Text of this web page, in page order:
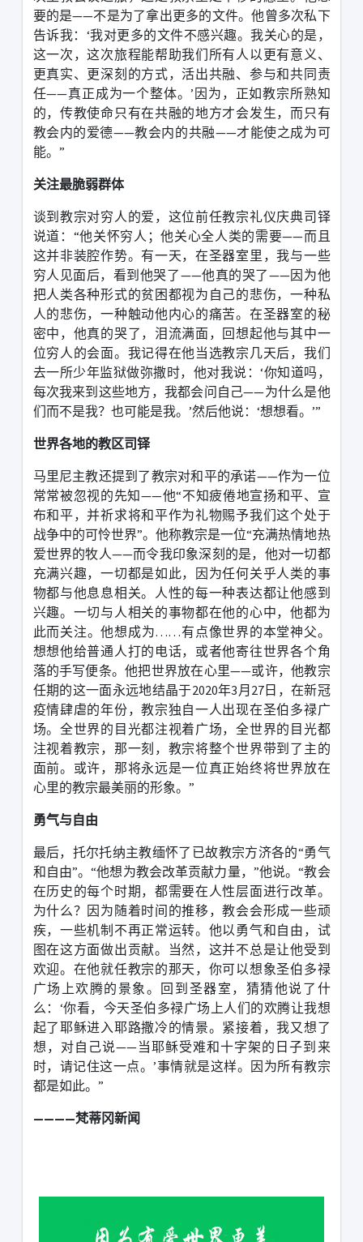
要的是——不是为了拿出更多的文件。他曾多次私下
告诉我： ‘我对更多的文件不感兴趣。我关心的是，
这一次，这次旅程能帮助我们所有人以更有意义、
更真实、更深刻的方式，活出共融、参与和共同责
任——真正成为一个整体。’因为，正如教宗所熟知
的，传教使命只有在共融的地方才会发生，而只有
教会内的爱德——教会内的共融——才能使之成为可
能。 ”
关注最脆弱群体
谈到教宗对穷人的爱，这位前任教宗礼仪庆典司铎
说道： “他关怀穷人；他关心全人类的需要——而且
这并非装腔作势。有一天，在圣器室里，我与一些
穷人见面后，看到他哭了——他真的哭了——因为他
把人类各种形式的贫困都视为自己的悲伤，一种私
人的悲伤，一种触动他内心的痛苦。在圣器室的秘
密中，他真的哭了，泪流满面，回想起他与其中一
位穷人的会面。我记得在他当选教宗几天后，我们
去一所少年监狱做弥撒时，他对我说： ‘你知道吗，
每次我来到这些地方，我都会问自己——为什么是他
们而不是我？也可能是我。 ’然后他说： ‘想想看。 ’”
世界各地的教区司铎
马里尼主教还提到了教宗对和平的承诺——作为一位
常常被忽视的先知——他“不知疲倦地宣扬和平、宣
布和平，并祈求将和平作为礼物赐予我们这个处于
战争中的可怜世界”。他称教宗是一位“充满热情地热
爱世界的牧人——而令我印象深刻的是，他对一切都
充满兴趣，一切都是如此，因为任何关乎人类的事
物都与他息息相关。人性的每一种表达都让他感到
兴趣。一切与人相关的事物都在他的心中，他都为
此而关注。他想成为……有点像世界的本堂神父。
想想他给普通人打的电话，或者他寄往世界各个角
落的手写便条。他把世界放在心里——或许，他教宗
任期的这一面永远地结晶于2020年3 月27日，在新冠
疫情肆虐的年份，教宗独自一人出现在圣伯多禄广
场。全世界的目光都注视着广场，全世界的目光都
注视着教宗，那一刻，教宗将整个世界带到了主的
面前。或许，那将永远是一位真正始终将世界放在
心里的教宗最美丽的形象。 ”
勇气与自由
最后，托尔托纳主教缅怀了已故教宗方济各的“勇气
和自由”。“他想为教会改革贡献力量， ”他说。“教会
在历史的每个时期，都需要在人性层面进行改革。
为什么？因为随着时间的推移，教会会形成一些顽
疾，一些机制不再正常运转。他以勇气和自由，试
图在这方面做出贡献。当然，这并不总是让他受到
欢迎。在他就任教宗的那天，你可以想象圣伯多禄
广场上欢腾的景象。回到圣器室，猜猜他说了什
么： ‘你看，今天圣伯多禄广场上人们的欢腾让我想
起了耶稣进入耶路撒冷的情景。紧接着，我又想了
想，对自己说——当耶稣受难和十字架的日子到来
时，请记住这一点。 ’事情就是这样。因为所有教宗
都是如此。 ”
————梵蒂冈新闻